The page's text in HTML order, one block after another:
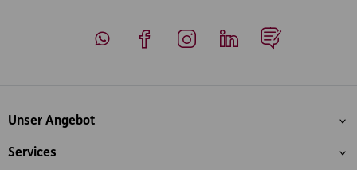
Inhaltsübersicht
Unser Angebot
Services